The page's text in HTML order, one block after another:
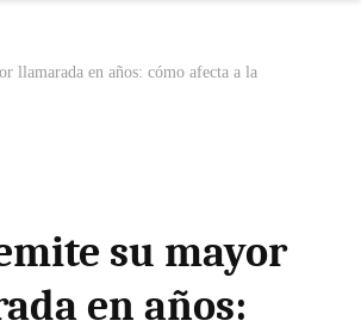
llamarada en años: cómo afecta a la
su mayor
en años: